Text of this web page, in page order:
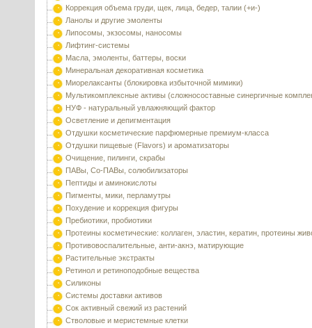
Коррекция объема груди, щек, лица, бедер, талии (+и-)
Ланолы и другие эмоленты
Липосомы, экзосомы, наносомы
Лифтинг-системы
Масла, эмоленты, баттеры, воски
Минеральная декоративная косметика
Миорелаксанты (блокировка избыточной мимики)
Мультикомплексные активы (сложносоставные синергичные
НУФ - натуральный увлажняющий фактор
Осветление и депигментация
Отдушки косметические парфюмерные премиум-класса
Отдушки пищевые (Flavors) и ароматизаторы
Очищение, пилинги, скрабы
ПАВы, Со-ПАВы, солюбилизаторы
Пептиды и аминокислоты
Пигменты, мики, перламутры
Похудение и коррекция фигуры
Пребиотики, пробиотики
Протеины косметические: коллаген, эластин, кератин, протеины
Противовоспалительные, анти-акнэ, матирующие
Растительные экстракты
Ретинол и ретиноподобные вещества
Силиконы
Системы доставки активов
Сок активный свежий из растений
Стволовые и меристемные клетки